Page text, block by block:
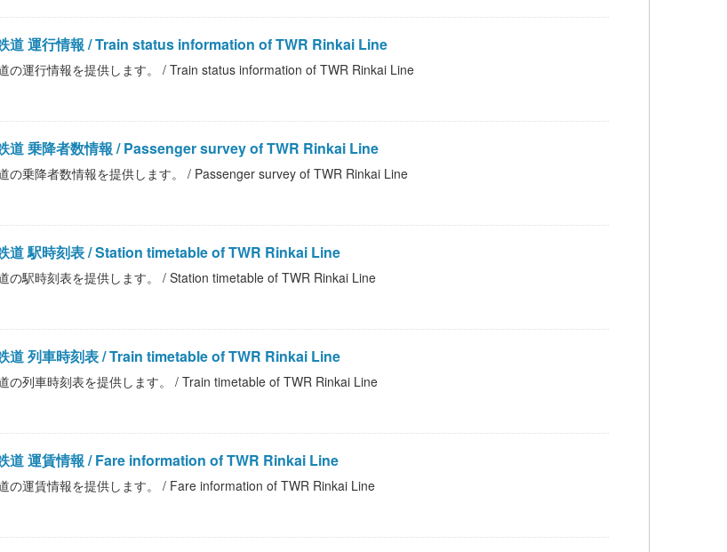
道 運行情報 / Train status information of TWR Rinkai Line
の運行情報を提供します。 / Train status information of TWR Rinkai Line
道 乗降者数情報 / Passenger survey of TWR Rinkai Line
の乗降者数情報を提供します。 / Passenger survey of TWR Rinkai Line
道 駅時刻表 / Station timetable of TWR Rinkai Line
の駅時刻表を提供します。 / Station timetable of TWR Rinkai Line
道 列車時刻表 / Train timetable of TWR Rinkai Line
の列車時刻表を提供します。 / Train timetable of TWR Rinkai Line
道 運賃情報 / Fare information of TWR Rinkai Line
の運賃情報を提供します。 / Fare information of TWR Rinkai Line